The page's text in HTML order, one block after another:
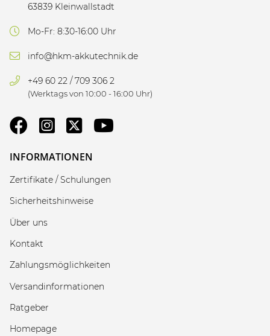
63839 Kleinwallstadt
Mo-Fr: 8:30-16:00 Uhr
info@hkm-akkutechnik.de
+49 60 22 / 709 306 2
(Werktags von 10:00 - 16:00 Uhr)
INFORMATIONEN
Zertifikate / Schulungen
Sicherheitshinweise
Über uns
Kontakt
Zahlungsmöglichkeiten
Versandinformationen
Ratgeber
Homepage